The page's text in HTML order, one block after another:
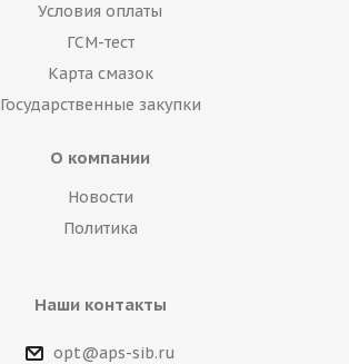
Условия оплаты
ГСМ-тест
Карта смазок
Государственные закупки
О компании
Новости
Политика
Наши контакты
opt@aps-sib.ru